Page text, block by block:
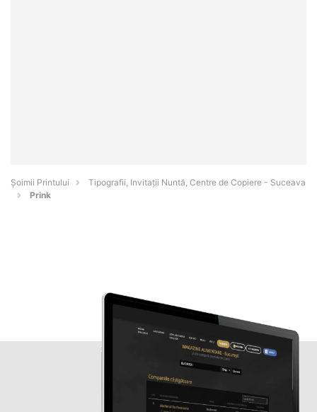
Şoimii Printului
Tipografii, Invitații Nuntă, Centre de Copiere - Suceava
Prink